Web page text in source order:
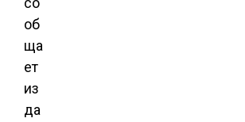
об
ща
ет
из
да